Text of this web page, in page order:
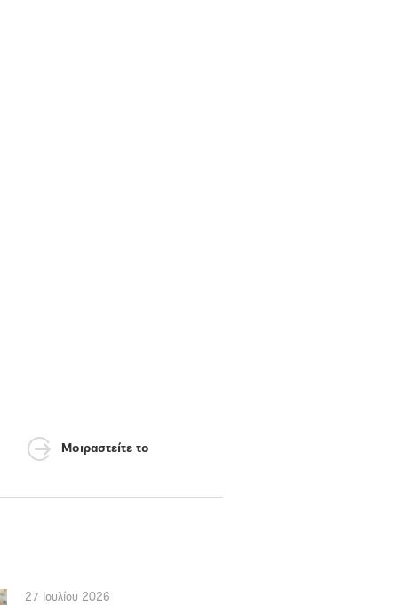
Μοιραστείτε το
27 Ιουλίου 2026